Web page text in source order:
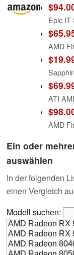
Ein oder
auswählen
In der folgenden
einen Vergleich
Modell suchen: